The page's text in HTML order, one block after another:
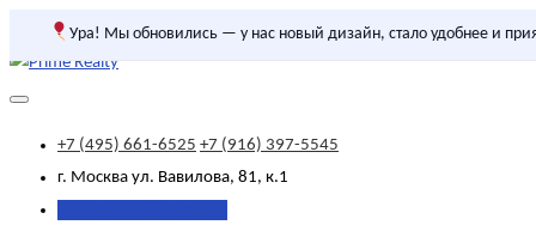
Ура! Мы обновились — у нас новый дизайн, стало удобнее и
+7 (495) 661-6525 +7 (916) 397-5545
г. Москва ул. Вавилова, 81, к.1